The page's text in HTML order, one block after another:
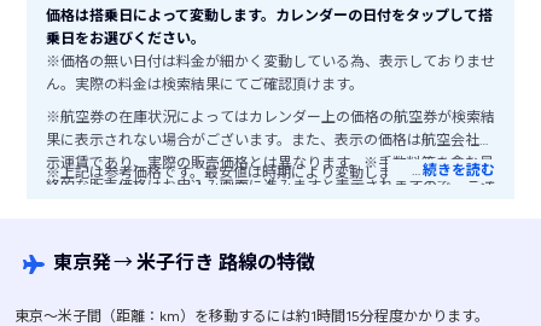
価格は搭乗日によって変動します。カレンダーの日付をタップして搭
乗日をお選びください。
※価格の無い日付は料金が細かく変動している為、表示しておりませ
ん。実際の料金は検索結果にてご確認頂けます。
※航空券の在庫状況によってはカレンダー上の価格の航空券が検索結
果に表示されない場合がございます。また、表示の価格は航空会社公
示運賃であり、実際の販売価格とは異なります。※手数料等を含む最
終的な販売価格はお申込み画面に進みますと表示されますので、ご注
※上記は参考価格です。最安値は時期により変動します。
…続きを読む
東京発→米子行き 路線の特徴
東京〜米子間（距離：km）を移動するには約1時間15分程度かかります。